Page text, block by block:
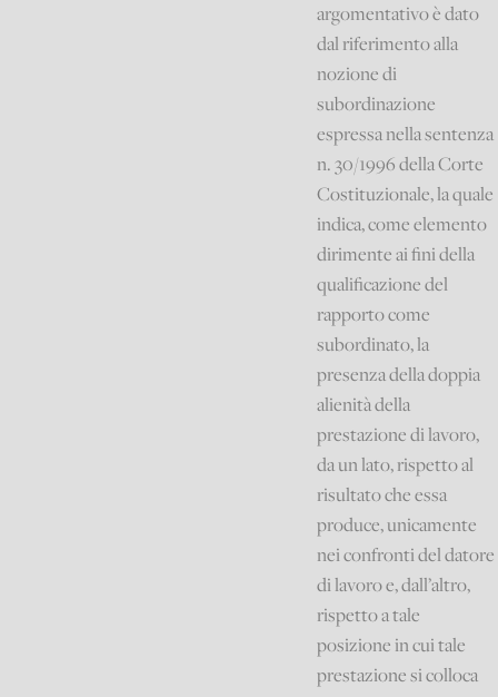
argomentativo è dato
dal riferimento alla
nozione di
subordinazione
espressa nella sentenza
n. 30/1996 della Corte
Costituzionale, la quale
indica, come elemento
dirimente ai fini della
qualificazione del
rapporto come
subordinato, la
presenza della doppia
alienità della
prestazione di lavoro,
da un lato, rispetto al
risultato che essa
produce, unicamente
nei confronti del datore
di lavoro e, dall’altro,
rispetto a tale
posizione in cui tale
prestazione si colloca